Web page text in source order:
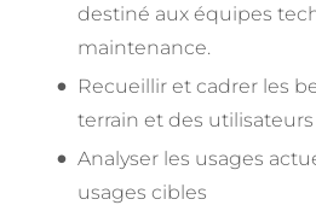
destiné aux équipes
maintenance.
Recueillir et cadrer les
terrain et des
Analyser les usages
usages cibles